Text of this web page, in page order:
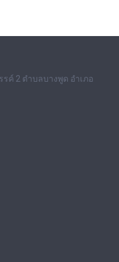
ค์ 2 ตำบลบางพูด อำเภอ